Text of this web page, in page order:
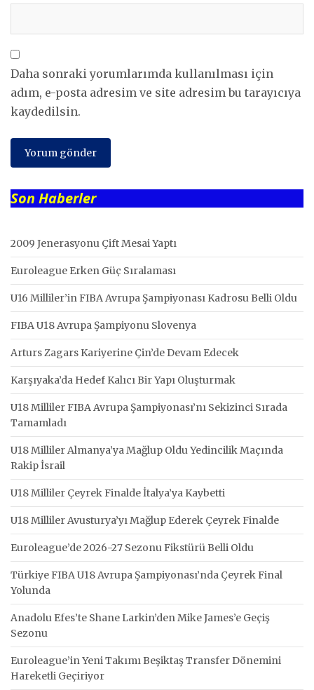
Daha sonraki yorumlarımda kullanılması için
adım, e-posta adresim ve site adresim bu tarayıcıya
kaydedilsin.
Son Haberler
2009 Jenerasyonu Çift Mesai Yaptı
Euroleague Erken Güç Sıralaması
U16 Milliler’in FIBA Avrupa Şampiyonası Kadrosu Belli Oldu
FIBA U18 Avrupa Şampiyonu Slovenya
Arturs Zagars Kariyerine Çin’de Devam Edecek
Karşıyaka’da Hedef Kalıcı Bir Yapı Oluşturmak
U18 Milliler FIBA Avrupa Şampiyonası’nı Sekizinci Sırada
Tamamladı
U18 Milliler Almanya’ya Mağlup Oldu Yedincilik Maçında
Rakip İsrail
U18 Milliler Çeyrek Finalde İtalya’ya Kaybetti
U18 Milliler Avusturya’yı Mağlup Ederek Çeyrek Finalde
Euroleague’de 2026-27 Sezonu Fikstürü Belli Oldu
Türkiye FIBA U18 Avrupa Şampiyonası’nda Çeyrek Final
Yolunda
Anadolu Efes’te Shane Larkin’den Mike James’e Geçiş
Sezonu
Euroleague’in Yeni Takımı Beşiktaş Transfer Dönemini
Hareketli Geçiriyor